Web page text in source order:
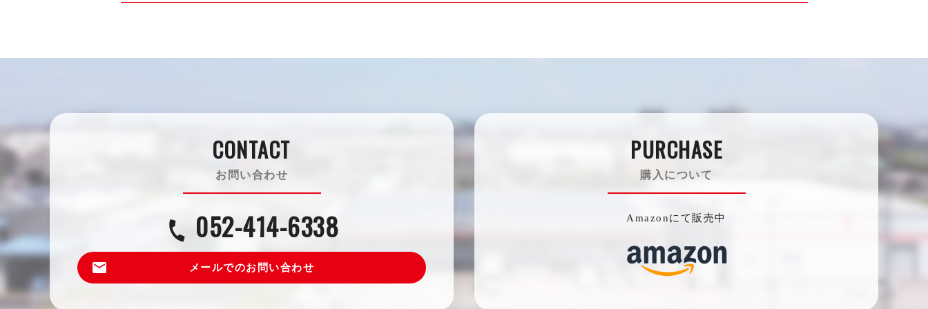
CONTACT
お問い合わせ
call 052-414-6338
email メールでのお問い合わせ
PURCHASE
購入について
Amazonにて販売中